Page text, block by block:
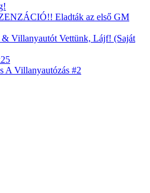
Eladták az első GM
Villanyautót Vettünk, Lájf! (Saját
A Villanyautózás #2